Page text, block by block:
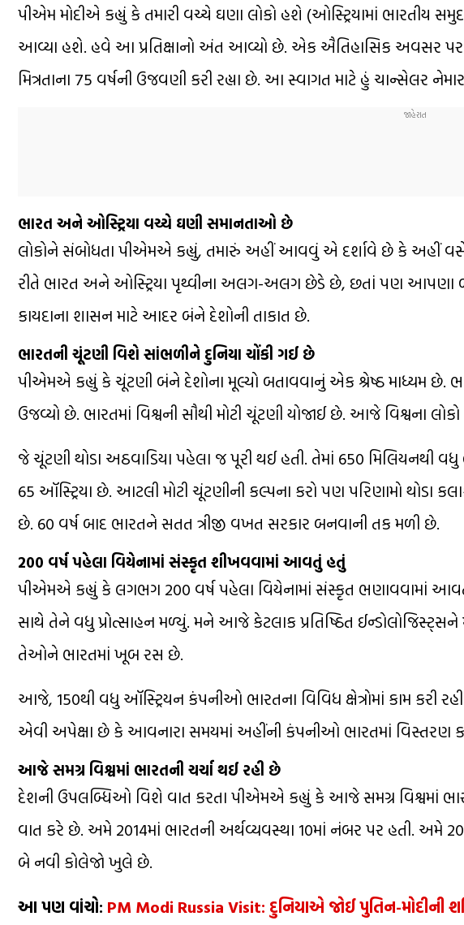
પીએમ મોદીએ કહ્યું કે તમારી વચ્ચે ઘણા લોકો હશે (ઓસ્ટ્રિયામાં ભારતીય
આવ્યા હશે. હવે આ પ્રતિક્ષાનો અંત આવ્યો છે. એક ઐતિહાસિક અવસર
મિત્રતાના 75 વર્ષની ઉજવણી કરી રહ્યા છે. આ સ્વાગત માટે હું ચાન્સેલર
ભારત અને ઓસ્ટ્રિયા વચ્ચે ઘણી સમાનતાઓ છે
લોકોને સંબોધતા પીએમએ કહ્યું, તમારું અહીં આવવું એ દર્શાવે છે કે અહીં વસેલા
રીતે ભારત અને ઓસ્ટ્રિયા પૃથ્વીના અલગ-અલગ છેડે છે, છતાં પણ આપણા
કાયદાના શાસન માટે આદર બંને દેશોની તાકાત છે.
ભારતની ચૂંટણી વિશે સાંભળીને દુનિયા ચોંકી ગઈ છે
પીએમએ કહ્યું કે ચૂંટણી બંને દેશોના મૂલ્યો બતાવવાનું એક શ્રેષ્ઠ માધ્યમ છે.
ઉજવ્યો છે. ભારતમાં વિશ્વની સૌથી મોટી ચૂંટણી યોજાઈ છે. આજે વિશ્વના
જે ચૂંટણી થોડા અઠવાડિયા પહેલા જ પૂરી થઈ હતી. તેમાં 650 મિલિયનથી
65 ઑસ્ટ્રિયા છે. આટલી મોટી ચૂંટણીની કલ્પના કરો પણ પરિણામો થોડા
છે. 60 વર્ષ બાદ ભારતને સતત ત્રીજી વખત સરકાર બનવાની તક મળી છે.
200 વર્ષ પહેલા વિયેનામાં સંસ્કૃત શીખવવામાં આવતું હતું
પીએમએ કહ્યું કે લગભગ 200 વર્ષ પહેલા વિયેનામાં સંસ્કૃત ભણાવવામાં આવતી
સાથે તેને વધુ પ્રોત્સાહન મળ્યું. મને આજે કેટલાક પ્રતિષ્ઠિત
તેઓને ભારતમાં ખૂબ રસ છે.
આજે, 150થી વધુ ઑસ્ટ્રિયન કંપનીઓ ભારતના વિવિધ ક્ષેત્રોમાં કામ કરી
એવી અપેક્ષા છે કે આવનારા સમયમાં અહીંની કંપનીઓ ભારતમાં વિસ્તરણ
આજે સમગ્ર વિશ્વમાં ભારતની ચર્ચા થઈ રહી છે
દેશની ઉપલબ્ધિઓ વિશે વાત કરતા પીએમએ કહ્યું કે આજે સમગ્ર વિશ્વમાં
વાત કરે છે. અમે 2014માં ભારતની અર્થવ્યવસ્થા 10માં નંબર પર હતી. અમે
બે નવી કોલેજો ખુલે છે.
આ પણ વાંચો: PM Modi Russia Visit: દુનિયાએ જોઈ પુતિન-મોદીની